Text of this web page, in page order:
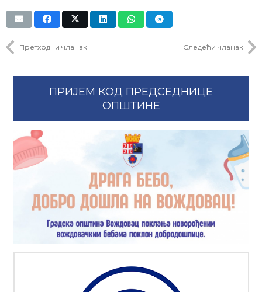
Претходни чланак Следећи чланак
ПРИЈЕМ КОД ПРЕДСЕДНИЦЕ
ОПШТИНЕ